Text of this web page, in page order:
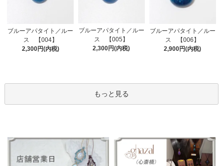
ブルーアパタイト／ルー
ス 【004】
2,300円(内税)
ブルーアパタイト／ルー
ス 【005】
2,300円(内税)
ブルーアパタイト／ルー
ス 【006】
2,900円(内税)
もっと見る